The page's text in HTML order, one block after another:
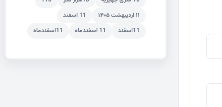
۱۱ اردیبهشت ۱۴۰۵
11 اسفند
11اسفند
11 اسفندماه 11اسفندماه